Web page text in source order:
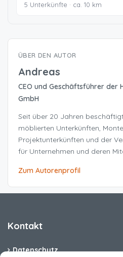
5 Unterkünfte · ca. 10 km
ÜBER DEN AUTOR
Andreas
CEO und Geschäftsführer der
GmbH
Seit über 20 Jahren
möblierten Unterkünften,
Projektunterkünften und der
für Unternehmen und deren
Zum Autorenprofil
Kontakt
Datenschutz